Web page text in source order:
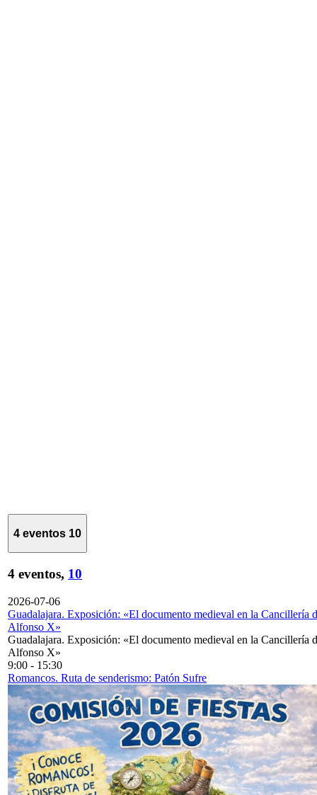
4 eventos 10
4 eventos, 10
2026-07-06
Guadalajara. Exposición: «El documento medieval en la Cancillería
Alfonso X»
Guadalajara. Exposición: «El documento medieval en la Cancillería
Alfonso X»
9:00 - 15:30
Romancos. Ruta de senderismo: Patón Sufre